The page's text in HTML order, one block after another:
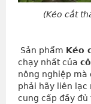
(Kéo cắt
Sản phẩm Kéo
chạy nhất của
nông nghiệp mà
phải hãy liên lạc
cung cấp đầy